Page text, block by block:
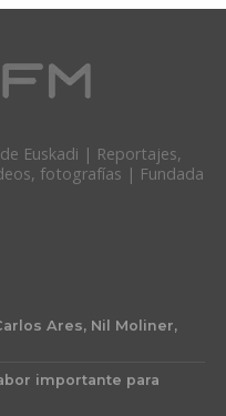
Euskadi | Reportajes,
fotografías | Fundada
Ares, Nil Moliner,
importante para